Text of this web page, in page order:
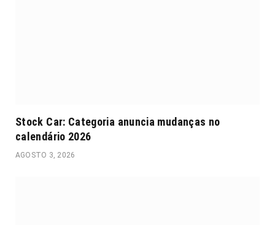
Stock Car: Categoria anuncia mudanças no
calendário 2026
AGOSTO 3, 2026